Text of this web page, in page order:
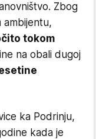
Zbog
ambijentu,
tokom
na obali dugoj
ka Podrinju,
kada je